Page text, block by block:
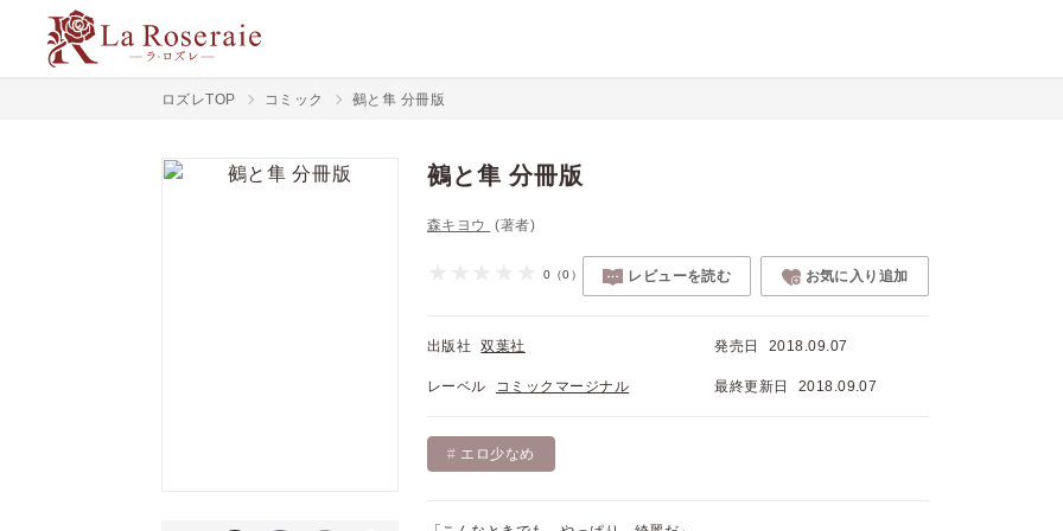
ロズレTOP コミック 鵺と隼 分冊版
鵺と隼 分冊版
森キヨウ (著者)
0 （0） レビューを読む お気に入り追加
出版社 双葉社
レーベル コミックマージナル
発売日 2018.09.07
最終更新日 2018.09.07
エロ少なめ